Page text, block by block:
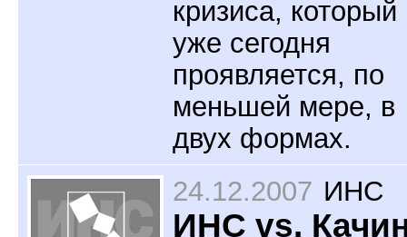
кризиса, который
уже сегодня
проявляется, по
меньшей мере, в
двух формах.
24.12.2007 ИНС
ИНС vs.